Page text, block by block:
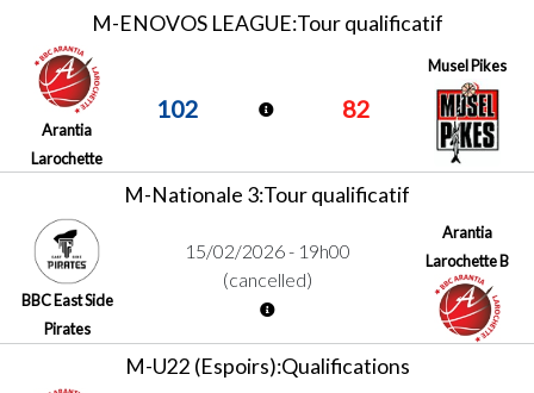
M-ENOVOS LEAGUE:Tour qualificatif
Arantia
Larochette
102 82
Musel Pikes
M-Nationale 3:Tour qualificatif
BBC East Side
Pirates
15/02/2026 - 19h00
(cancelled)
Arantia
Larochette B
M-U22 (Espoirs):Qualifications